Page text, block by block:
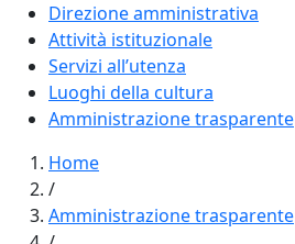
Direzione amministrativa
Attività istituzionale
Servizi all’utenza
Luoghi della cultura
Amministrazione trasparente
Home
/
Amministrazione trasparente